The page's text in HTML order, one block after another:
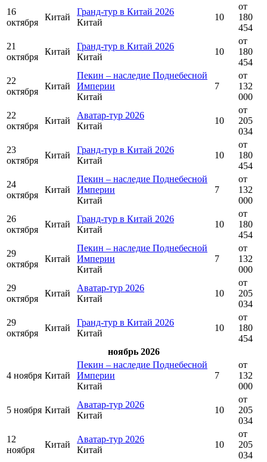
16
октября
Китай
Гранд-тур в Китай 2026
Китай
10
от
180
454
21
октября
Китай
Гранд-тур в Китай 2026
Китай
10
от
180
454
22
октября
Китай
Пекин – наследие Поднебесной
Империи
Китай
7
от
132
000
22
октября
Китай
Аватар-тур 2026
Китай
10
от
205
034
23
октября
Китай
Гранд-тур в Китай 2026
Китай
10
от
180
454
24
октября
Китай
Пекин – наследие Поднебесной
Империи
Китай
7
от
132
000
26
октября
Китай
Гранд-тур в Китай 2026
Китай
10
от
180
454
29
октября
Китай
Пекин – наследие Поднебесной
Империи
Китай
7
от
132
000
29
октября
Китай
Аватар-тур 2026
Китай
10
от
205
034
29
октября
Китай
Гранд-тур в Китай 2026
Китай
10
от
180
454
ноябрь 2026
4 ноября Китай
Пекин – наследие Поднебесной
Империи
Китай
7
от
132
000
5 ноября Китай
Аватар-тур 2026
Китай
10
от
205
034
12
ноября
Китай
Аватар-тур 2026
Китай
10
от
205
034